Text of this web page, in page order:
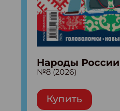
Народы России
№8 (2026)
Купить